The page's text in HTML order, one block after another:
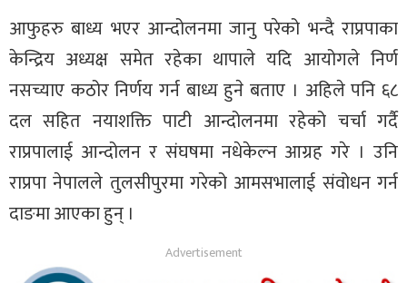
आफुहरु बाध्य भएर आन्दोलनमा जानु परेको भन्दै राप्रपाका
केन्द्रिय अध्यक्ष समेत रहेका थापाले यदि आयोगले निर्ण
नसच्याए कठोर निर्णय गर्न बाध्य हुने बताए । अहिले पनि ६८
दल सहित नयाशक्ति पाटी आन्दोलनमा रहेको चर्चा गर्दै
राप्रपालाई आन्दोलन र संघषमा नधेकेल्न आग्रह गरे । उनि
राप्रपा नेपालले तुलसीपुरमा गरेको आमसभालाई संवोधन गर्न
दाङमा आएका हुन् ।